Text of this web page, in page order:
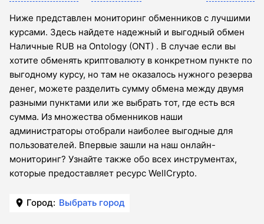
Ниже представлен мониторинг обменников с лучшими
курсами. Здесь найдете надежный и выгодный обмен
Наличные RUB на Ontology (ONT) . В случае если вы
хотите обменять криптовалюту в конкретном пункте по
выгодному курсу, но там не оказалось нужного резерва
денег, можете разделить сумму обмена между двумя
разными пунктами или же выбрать тот, где есть вся
сумма. Из множества обменников наши
администраторы отобрали наиболее выгодные для
пользователей. Впервые зашли на наш онлайн-
мониторинг? Узнайте также обо всех инструментах,
которые предоставляет ресурс WellCrypto.
Город: Выбрать город